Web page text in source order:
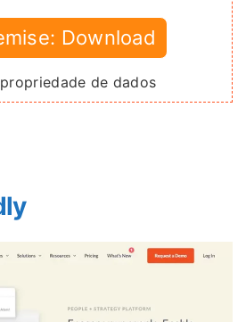
Download
de dados